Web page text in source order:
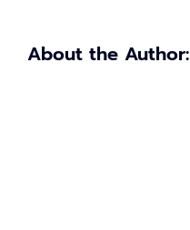
About the Author: